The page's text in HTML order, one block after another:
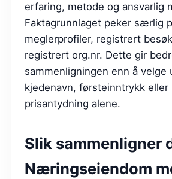
erfaring, metode og ansvarlig
Faktagrunnlaget peker særlig
meglerprofiler, registrert
registrert org.nr. Dette gir
sammenligningen enn å velge
kjedenavn, førsteinntrykk eller
prisantydning alene.
Slik sammenligner
Næringseiendom